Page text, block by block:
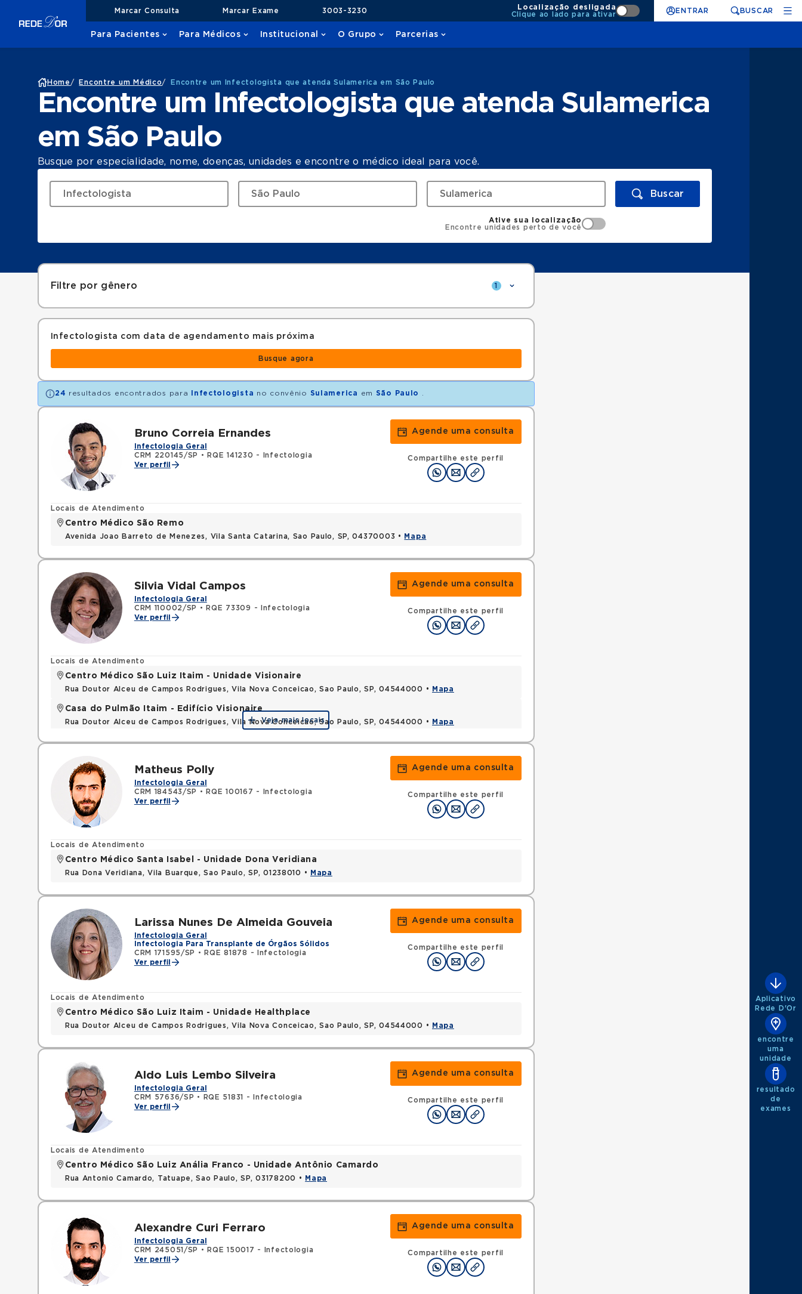
Marcar Consulta Marcar Exame 3003-3230
Localização desligada
Clique ao lado para ativar
ENTRAR BUSCAR
Para Pacientes Para Médicos Institucional O Grupo Parcerias
Home / Encontre um Médico/ Encontre um Infectologista que atenda Sulamerica em São Paulo
Encontre um Infectologista que atenda Sulamerica
em São Paulo
Busque por especialidade, nome, doenças, unidades e encontre o médico ideal para você.
Buscar
Ative sua localização
Encontre unidades perto de você
Filtre por gênero 1
Infectologista com data de agendamento mais próxima
Busque agora
24 resultados encontrados para Infectologista no convênio Sulamerica em São Paulo
Bruno Correia Ernandes
Infectologia Geral
CRM 220145/SP
•
RQE 141230 - Infectologia
Ver perfil
Agende uma consulta
Compartilhe este perfil
Locais de Atendimento
Centro Médico São Remo
Avenida Joao Barreto de Menezes, Vila Santa Catarina, Sao Paulo, SP, 04370003 • Mapa
Silvia Vidal Campos
Infectologia Geral
CRM 110002/SP
•
RQE 73309 - Infectologia
Ver perfil
Agende uma consulta
Compartilhe este perfil
Locais de Atendimento
Centro Médico São Luiz Itaim - Unidade Visionaire
Rua Doutor Alceu de Campos Rodrigues, Vila Nova Conceicao, Sao Paulo, SP, 04544000 • Mapa
Casa do Pulmão Itaim - Edifício Visionaire
Rua Doutor Alceu de Campos Rodrigues, Vila Nova Conceicao, Sao Paulo, SP, 04544000 • Mapa
Veja mais locais
Matheus Polly
Infectologia Geral
CRM 184543/SP
•
RQE 100167 - Infectologia
Ver perfil
Agende uma consulta
Compartilhe este perfil
Locais de Atendimento
Centro Médico Santa Isabel - Unidade Dona Veridiana
Rua Dona Veridiana, Vila Buarque, Sao Paulo, SP, 01238010 • Mapa
Larissa Nunes De Almeida Gouveia
Infectologia Geral
Infectologia Para Transplante de Órgãos Sólidos
CRM 171595/SP
•
RQE 81878 - Infectologia
Ver perfil
Agende uma consulta
Compartilhe este perfil
Locais de Atendimento
Centro Médico São Luiz Itaim - Unidade Healthplace
Rua Doutor Alceu de Campos Rodrigues, Vila Nova Conceicao, Sao Paulo, SP, 04544000 • Mapa
Aldo Luis Lembo Silveira
Infectologia Geral
CRM 57636/SP •
RQE 51831 - Infectologia
Ver perfil
Agende uma consulta
Compartilhe este perfil
Locais de Atendimento
Centro Médico São Luiz Anália Franco - Unidade Antônio Camardo
Rua Antonio Camardo, Tatuape, Sao Paulo, SP, 03178200 • Mapa
Alexandre Curi Ferraro
Infectologia Geral
CRM 245051/SP
•
RQE 150017 - Infectologia
Ver perfil
Agende uma consulta
Compartilhe este perfil
Aplicativo
Rede D'Or
encontre
uma
unidade
resultado
de
exames